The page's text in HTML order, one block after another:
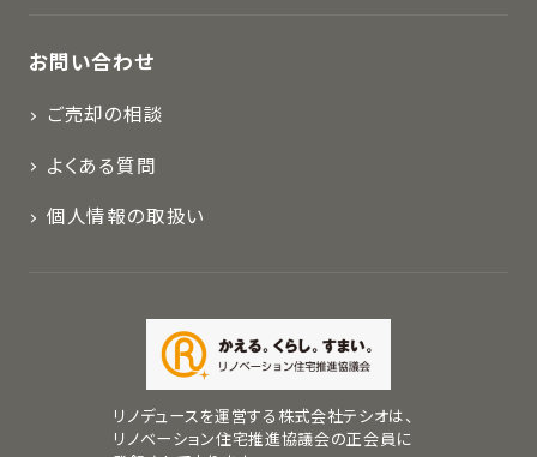
お問い合わせ
ご売却の相談
よくある質問
個人情報の取扱い
リノデュースを運営する株式会社テシオは、
リノベーション住宅推進協議会の正会員に